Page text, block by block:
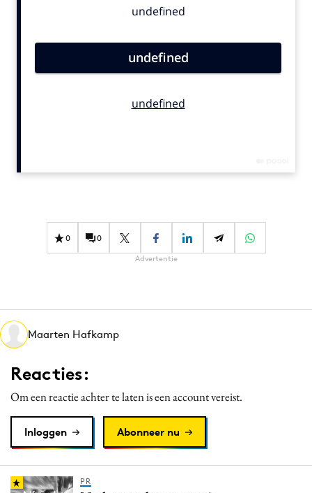
Contentmarketing
Effectiviteit
Gedragsverandering
Martech
Media
Merkstrategie
PR
Programmatic
Reputatie & crisis
0 0
Advertentie
Maarten Hafkamp
Reacties:
Om een reactie achter te laten is een account vereist.
Inloggen Abonneer nu
PR